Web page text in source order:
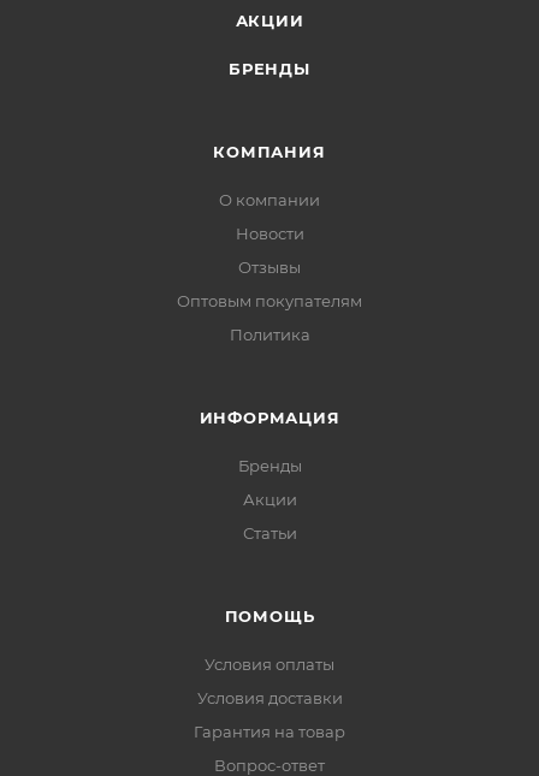
АКЦИИ
БРЕНДЫ
КОМПАНИЯ
О компании
Новости
Отзывы
Оптовым покупателям
Политика
ИНФОРМАЦИЯ
Бренды
Акции
Статьи
ПОМОЩЬ
Условия оплаты
Условия доставки
Гарантия на товар
Вопрос-ответ